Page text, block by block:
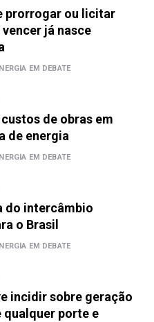
prorrogar ou licitar
já nasce
EM DEBATE
de obras em
de energia
EM DEBATE
do intercâmbio
o Brasil
EM DEBATE
incidir sobre geração
porte e